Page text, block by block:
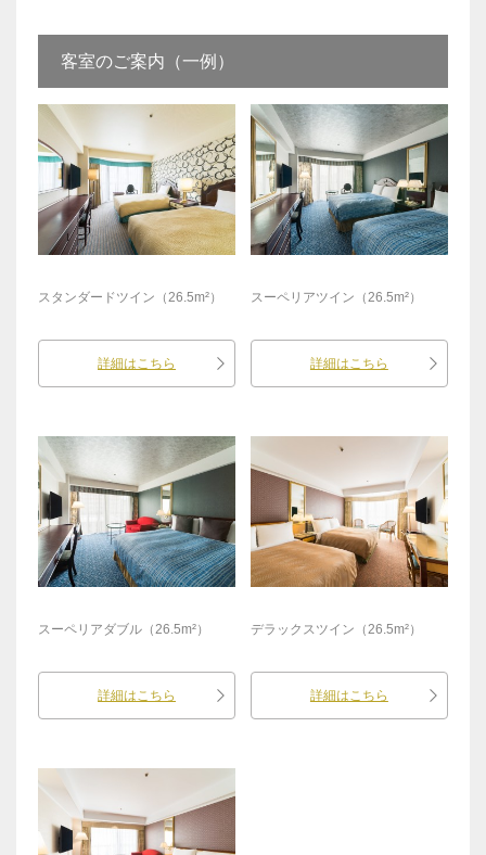
客室のご案内（一例）
スタンダードツイン（26.5m²）
詳細はこちら
スーペリアツイン（26.5m²）
詳細はこちら
スーペリアダブル（26.5m²）
詳細はこちら
デラックスツイン（26.5m²）
詳細はこちら